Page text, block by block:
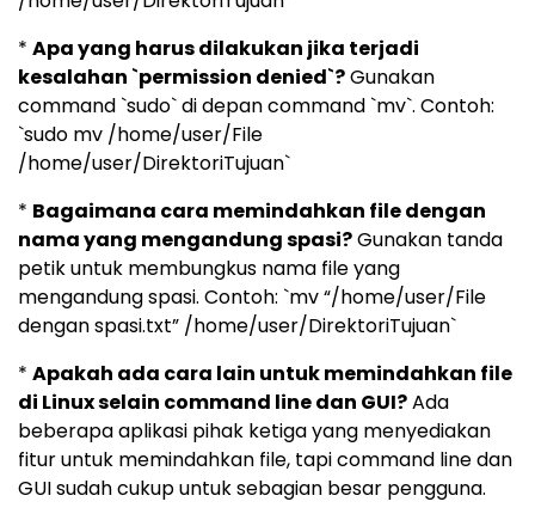
* Apa yang harus dilakukan jika terjadi
kesalahan `permission denied`?Gunakan
command `sudo` di depan command `mv`. Contoh:
`sudo mv /home/user/File
/home/user/DirektoriTujuan`
* Bagaimana cara memindahkan file dengan
nama yang mengandung spasi?Gunakan tanda
petik untuk membungkus nama file yang
mengandung spasi. Contoh: `mv “/home/user/File
dengan spasi.txt” /home/user/DirektoriTujuan`
* Apakah ada cara lain untuk memindahkan file
di Linux selain command line dan GUI?Ada
beberapa aplikasi pihak ketiga yang menyediakan
fitur untuk memindahkan file, tapi command line dan
GUI sudah cukup untuk sebagian besar pengguna.